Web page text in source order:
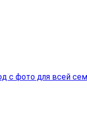
с фото для всей